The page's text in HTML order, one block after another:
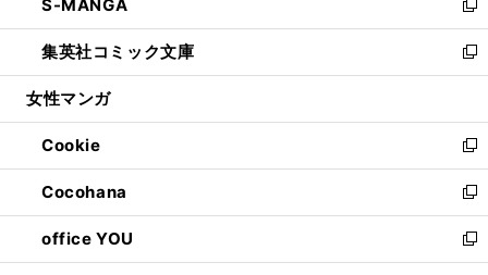
く
で
開
く
ド
ウ
で
開
ィ
ン
ド
ウ
開
く
い
ウ
ィ
ン
ウ
で
開
く
S-MANGA
新
し
い
ウ
ン
ド
ウ
で
開
く
集英社コミック文庫
新
し
ウ
ィ
ン
ド
ウ
で
開
女性マンガ
Cookie
新
し
い
ウ
ィ
ン
Cocohana
新
し
い
ウ
office YOU
新
し